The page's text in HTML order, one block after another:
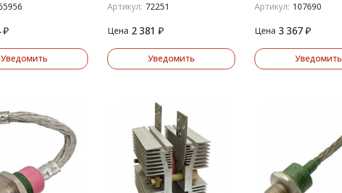
₽
Уведомить
Артикул: 72251
Цена 2 381 ₽
Уведомить
Артикул: 107690
Цена 3 367 ₽
Уведомить